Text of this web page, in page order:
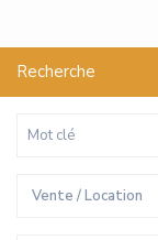
Recherche
Vente / Location